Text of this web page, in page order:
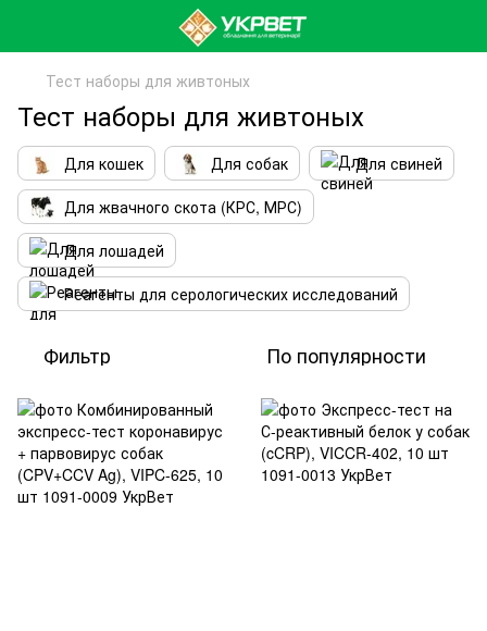
Тест наборы для живтоных
Тест наборы для живтоных
Для кошек Для собак
Для свиней
Для жвачного скота (КРС, МРС)
Для лошадей
Реагенты для серологических исследований
Фильтр По популярности